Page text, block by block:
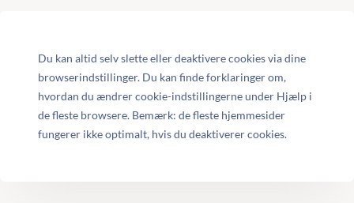
Du kan altid selv slette eller deaktivere cookies via dine
browserindstillinger. Du kan finde forklaringer om,
hvordan du ændrer cookie-indstillingerne under Hjælp i
de fleste browsere. Bemærk: de fleste hjemmesider
fungerer ikke optimalt, hvis du deaktiverer cookies.